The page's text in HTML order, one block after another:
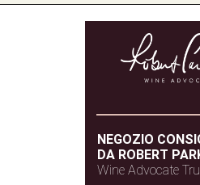
NEGOZIO
DA ROBERT
Wine Advocate